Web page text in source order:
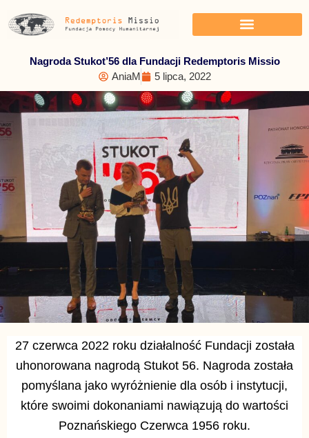
do
Nagroda Stukot’56 dla Fundacji Redemptoris Missio
AniaM
5 lipca, 2022
27 czerwca 2022 roku działalność Fundacji została
uhonorowana nagrodą Stukot 56. Nagroda została
pomyślana jako wyróżnienie dla osób i instytucji,
które swoimi dokonaniami nawiązują do wartości
Poznańskiego Czerwca 1956 roku.